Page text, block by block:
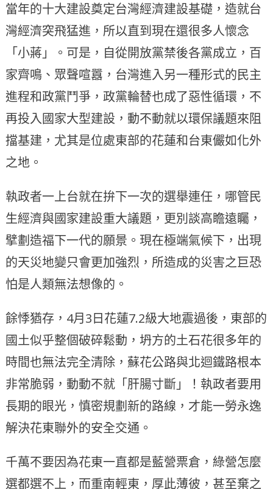
當年的十大建設奠定台灣經濟建設基礎，造就台
灣經濟突飛猛進，所以直到現在還很多人懷念
「小蔣」。可是，自從開放黨禁後各黨成立，百
家齊鳴、眾聲喧囂，台灣進入另一種形式的民主
進程和政黨鬥爭，政黨輪替也成了惡性循環，不
再投入國家大型建設，動不動就以環保議題來阻
擋基建，尤其是位處東部的花蓮和台東儼如化外
之地。
執政者一上台就在拚下一次的選舉連任，哪管民
生經濟與國家建設重大議題，更別談高瞻遠矚，
擘劃造福下一代的願景。現在極端氣候下，出現
的天災地變只會更加強烈，所造成的災害之巨恐
怕是人類無法想像的。
餘悸猶存，4月3日花蓮7.2級大地震過後，東部的
國土似乎整個破碎鬆動，坍方的土石花很多年的
時間也無法完全清除，蘇花公路與北迴鐵路根本
非常脆弱，動動不就「肝腸寸斷」！執政者要用
長期的眼光，慎密規劃新的路線，才能一勞永逸
解決花東聯外的安全交通。
千萬不要因為花東一直都是藍營票倉，綠營怎麼
選都選不上，而重南輕東，厚此薄彼，甚至棄之